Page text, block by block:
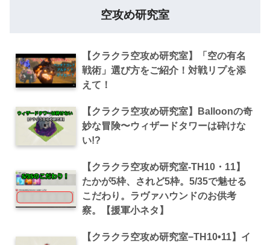
空攻め研究室
【クラクラ空攻め研究室】「空の有名
戦術」選び方をご紹介！対戦リプを添
えて！
【クラクラ空攻め研究室】Balloonの奇
妙な冒険〜ウィザードタワーは砕けな
い!?
【クラクラ空攻め研究室‐TH10・11】
たかが5枠、されど5枠。5/35で魅せる
こだわり。ラヴァハウンドのお供考
察。【援軍小ネタ】
【クラクラ空攻め研究室−TH10•11】イ